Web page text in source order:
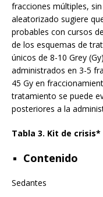
fracciones múltiples,
aleatorizado sugiere
probables con cursos
de los esquemas de
únicos de 8-10 Grey
administrados en 3-5
45 Gy en
tratamiento se puede
posteriores a la
Tabla 3. Kit de crisis*
Contenido
Sedantes